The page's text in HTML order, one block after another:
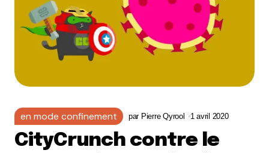
en mode confinement par Pierre Qyrool 1 avril 2020
CityCrunch contre le